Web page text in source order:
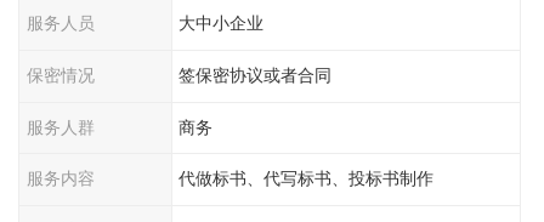
服务人员 大中小企业
保密情况 签保密协议或者合同
服务人群 商务
服务内容 代做标书、代写标书、投标书制作